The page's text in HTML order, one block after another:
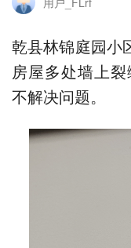
乾县林锦庭园小
房屋多处墙上
不解决问题。